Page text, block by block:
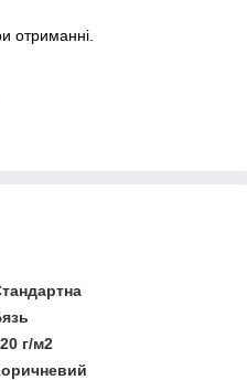
отриманні.
г/м2